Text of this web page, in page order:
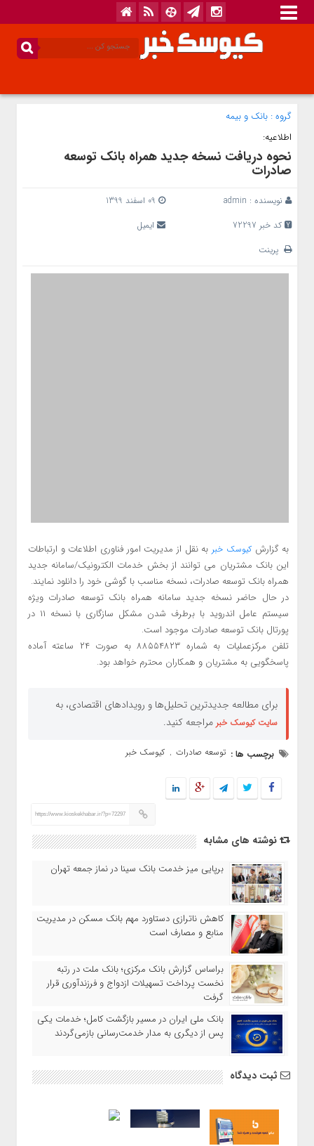
گروه : بانک‌ و بیمه
اطلاعیه:
نحوه دریافت نسخه جدید همراه بانک توسعه
صادرات
نویسنده : admin
کد خبر 72297
ایمیل
پرینت
به گزارشکیوسک خبربه نقل از مدیریت امور فناوری اطلاعات و ارتباطات
این بانک مشتریان می توانند از بخش خدمات الکترونیک/سامانه جدید
همراه بانک توسعه صادرات، نسخه مناسب با گوشی خود را دانلود نمایند.
در حال حاضر نسخه جدید سامانه همراه بانک توسعه صادرات ویژه
سیستم عامل اندروید با برطرف شدن مشکل سازگاری با نسخه ۱۱ در
پورتال بانک توسعه صادرات موجود است.
تلفن مرکزعملیات به شماره ۸۸۵۵۴۸۲۳ به صورت ۲۴ ساعته آماده
پاسخگویی به مشتریان و همکاران محترم خواهد بود.
برای مطالعه جدیدترین تحلیل‌ها و رویدادهای اقتصادی، به
سایت کیوسک خبر مراجعه کنید.
برچسب ها : توسعه صادرات , کیوسک خبر
https://www.kioskekhabar.ir/?p=72297
نوشته های مشابه
برپایی میز خدمت بانک سینا در نماز جمعه تهران
کاهش ناترازی دستاورد مهم بانک مسکن در مدیریت
منابع و مصارف است
براساس گزارش بانک مرکزی؛ بانک ملت در رتبه
نخست پرداخت تسهیلات ازدواج و فرزندآوری قرار
گرفت
بانک ملی ایران در مسیر بازگشت کامل؛ خدمات یکی
پس از دیگری به مدار خدمت‌رسانی بازمی‌گردند
ثبت دیدگاه